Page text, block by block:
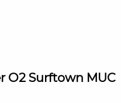
O2 Surftown MUC